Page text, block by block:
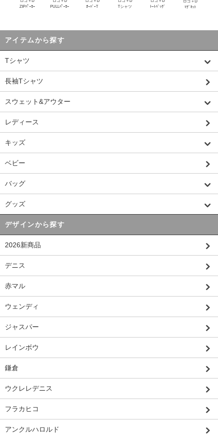
ロゴ＋D
ZIPﾊﾟｰｶｰ
ロゴ＋D
PULLﾊﾟｰｶｰ
ロゴ＋D
ｵｰﾊﾞｰT
ロゴ＋D
Tシャツ
ロゴ＋D
ﾄｰﾄﾊﾞｯｸﾞ
ロゴ＋D
ﾏｸﾞﾈｯﾄ
アイテムから探す
Tシャツ
長袖Tシャツ
スウェット&アウター
レディース
キッズ
ベビー
バッグ
グッズ
デザインから探す
2026新商品
デニス
赤マル
ウェンディ
ジャスパー
レインボウ
鎌倉
ウクレレデニス
フラカヒコ
アンクルハロルド